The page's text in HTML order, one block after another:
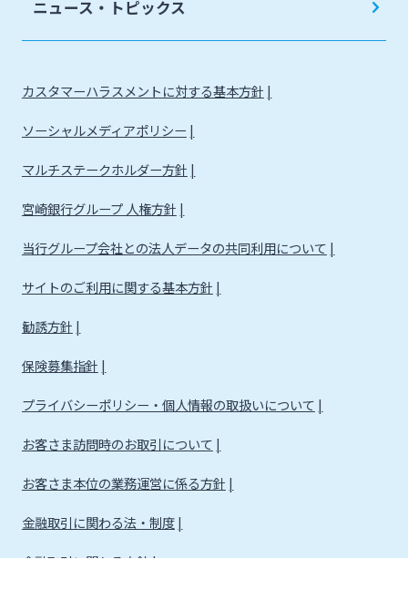
ニュース・トピックス
カスタマーハラスメントに対する基本方針
ソーシャルメディアポリシー
マルチステークホルダー方針
宮崎銀行グループ 人権方針
当行グループ会社との法人データの共同利用について
サイトのご利用に関する基本方針
勧誘方針
保険募集指針
プライバシーポリシー・個人情報の取扱いについて
お客さま訪問時のお取引について
お客さま本位の業務運営に係る方針
金融取引に関わる法・制度
金融取引に関わる方針